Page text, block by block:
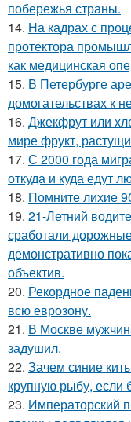
побережья страны.
14. На кадрах с
протектора
как медицинская
15. В Петербурге
домогательствах к
16. Джекфрут или
мире фрукт,
17. С 2000 года
откуда и куда едут
18. Помните лихие
19. 21-Летний
сработали
демонстративно
объектив.
20. Рекордное
всю еврозону.
21. В Москве
задушил.
22. Зачем синие
крупную рыбу, если
23. Императорский